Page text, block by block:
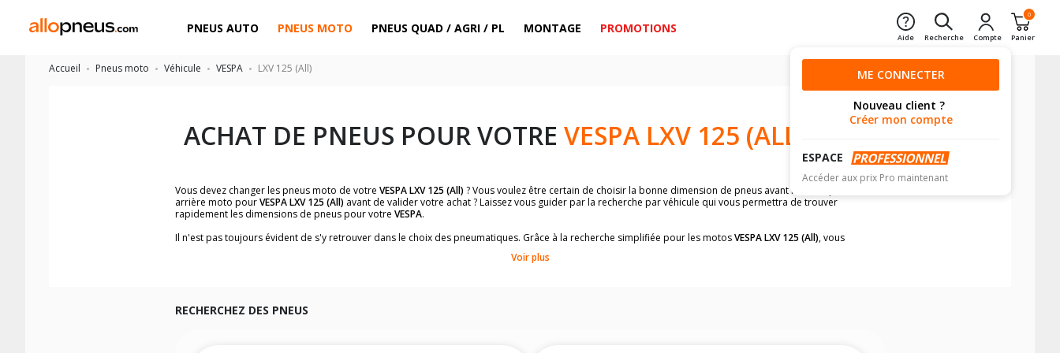
PNEUS AUTO PNEUS MOTO PNEUS QUAD / AGRI / PL MONTAGE PROMOTIONS
Aide Recherche Compte
0
Panier
ME CONNECTER
Nouveau client ?
Créer mon compte
ESPACE
Accéder aux prix Pro maintenant
Accueil Pneus moto Véhicule VESPA LXV 125 (All)
ACHAT DE PNEUS POUR VOTRE VESPA LXV 125 (ALL)
Vous devez changer les pneus moto de votre VESPA LXV 125 (All)? Vous voulez être certain de choisir la bonne dimension de pneus avant moto et pneus
arrière moto pourVESPA LXV 125 (All) avant de valider votre achat ? Laissez vous guider par la recherche par véhicule qui vous permettra de trouver
rapidement les dimensions de pneus pour votre VESPA.
Il n'est pas toujours évident de s'y retrouver dans le choix des pneumatiques. Grâce à la recherche simplifiée pour les motosVESPA LXV 125 (All), vous
Vous ne savez pas comment trouver les dimensions de vos pneus ? Ces informations sont indiquées sur le flanc des pneumatiques, dans le carnet de bord de
facilement.
Voir plus
RECHERCHEZ DES PNEUS